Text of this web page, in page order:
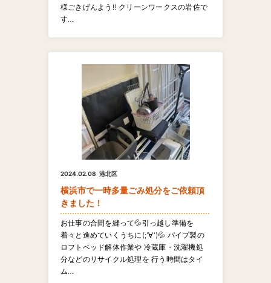
様ごきげんよう‼️ クリーンワークスの岩佐で
す…
2024.02.08 港北区
横浜市で一時多量ごみ処分をご依頼頂
きました！
お仕事の合間を縫って💦引っ越し準備を
着々と進めていくうちに(;'∀')💦 パイプ製の
ロフトベッド解体作業や 冷蔵庫・洗濯機処
分などのリサイクル処理を 行う時間はタイ
ム…